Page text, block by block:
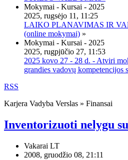
Mokymai - Kursai - 2025
2025, rugsėjo 11, 11:25
LAIKO PLANAVIMAS IR
(online mokymai) »
Mokymai - Kursai - 2025
2025, rugpjūčio 27, 11:53
2025 kovo 27 - 28 d. - Atviri
grandies vadovų kompetencijos
RSS
Karjera Vadyba Verslas » Finansai
Inventorizuoti nelygu
Vakarai LT
2008, gruodžio 08, 21:11